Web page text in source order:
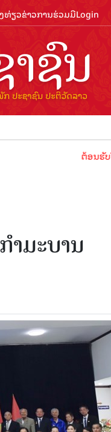
ທ່ຽວຂ່າວການຮ່ວມມືLogin
ຕ້ອນຮັບປີທ່ອງທ່
ມະບານ